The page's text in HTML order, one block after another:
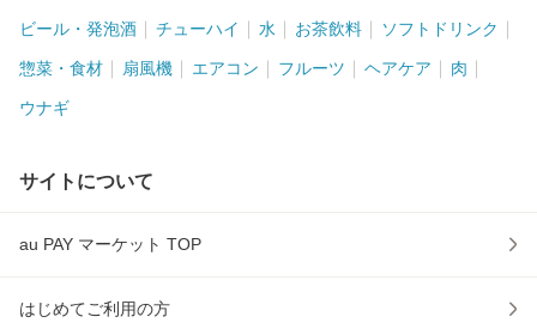
ビール・発泡酒 チューハイ 水 お茶飲料 ソフトドリンク
惣菜・食材 扇風機 エアコン フルーツ ヘアケア 肉
ウナギ
サイトについて
au PAY マーケット TOP
はじめてご利用の方